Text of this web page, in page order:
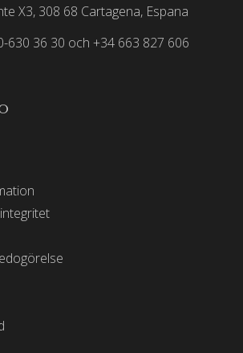
X3, 308 68 Cartagena, Espana
630 36 30 och +34 663 827 606